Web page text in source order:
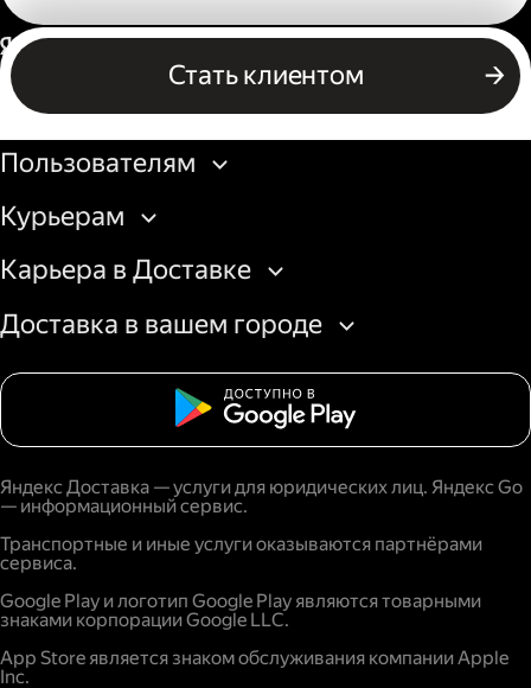
Стать клиентом
Россия
Бизнесу
Пользователям
Курьерам
Карьера в Доставке
Доставка в вашем городе
Яндекс Доставка — услуги для юридических лиц. Яндекс Go
— информационный сервис.
Транспортные и иные услуги оказываются партнёрами
сервиса.
Google Play и логотип Google Play являются товарными
знаками корпорации Google LLC.
App Store является знаком обслуживания компании Apple
Inc.